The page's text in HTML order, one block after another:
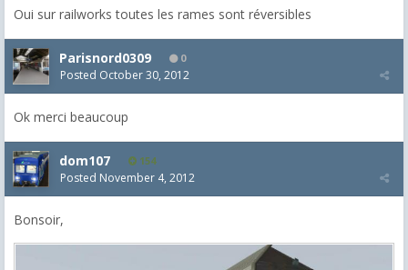
Oui sur railworks toutes les rames sont réversibles
Parisnord0309 0
Posted October 30, 2012
Ok merci beaucoup
dom107 154
Posted November 4, 2012
Bonsoir,